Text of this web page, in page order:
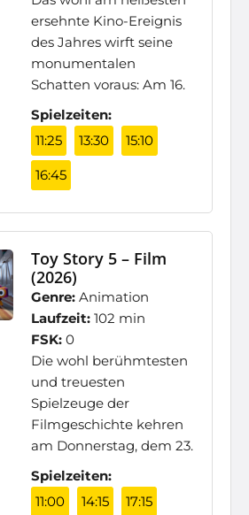
ersehnte Kino-Ereignis
des Jahres wirft seine
monumentalen
Schatten voraus: Am 16.
Spielzeiten:
11:25
13:30 15:10
16:45
Toy Story 5 – Film
(2026)
Genre: Animation
Laufzeit: 102 min
FSK: 0
Die wohl berühmtesten
und treuesten
Spielzeuge der
Filmgeschichte kehren
am Donnerstag, dem 23.
Spielzeiten:
11:00
14:15 17:15